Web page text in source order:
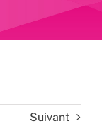
Suivant